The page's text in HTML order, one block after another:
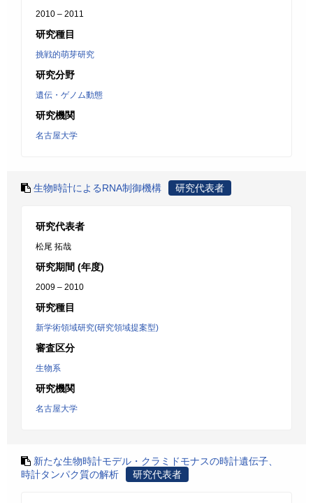
2010 – 2011
研究種目
挑戦的萌芽研究
研究分野
遺伝・ゲノム動態
研究機関
名古屋大学
生物時計によるRNA制御機構 研究代表者
研究代表者
松尾 拓哉
研究期間 (年度)
2009 – 2010
研究種目
新学術領域研究(研究領域提案型)
審査区分
生物系
研究機関
名古屋大学
新たな生物時計モデル・クラミドモナスの時計遺伝子、
時計タンパク質の解析
研究代表者